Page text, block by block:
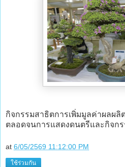
กิจกรรมสาธิตการเพิ่มมูลค่าผลผลิ
ตลอดจนการแสดงดนตรีและกิจกร
at 6/05/2569 11:12:00 PM
ใช้ร่วมกัน